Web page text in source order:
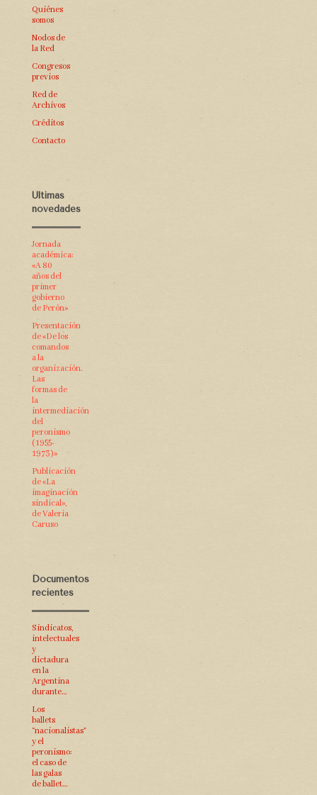
Quiénes
somos
Nodos de
la Red
Congresos
previos
Red de
Archivos
Créditos
Contacto
Últimas
novedades
Jornada
académica:
«A 80
años del
primer
gobierno
de Perón»
Presentación
de «De los
comandos
a la
organización.
Las
formas de
la
intermediación
del
peronismo
(1955-
1973)»
Publicación
de «La
imaginación
sindical»,
de Valeria
Caruso
Documentos
recientes
Sindicatos,
intelectuales
y
dictadura
en la
Argentina
durante…
Los
ballets
“nacionalistas”
y el
peronismo:
el caso de
las galas
de ballet…